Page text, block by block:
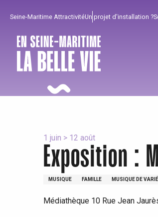
principal
Seine-Maritime AttractivitéUn projet d'installation ?
Pour profiter
Tout l'agenda
Incontournables
Lieux branchés
Bien de chez nous !
Séjours en bord de
1 juin > 12 août
Exposition :
MUSIQUE FAMILLE MUSIQUE DE
Médiathèque 10 Rue Jean